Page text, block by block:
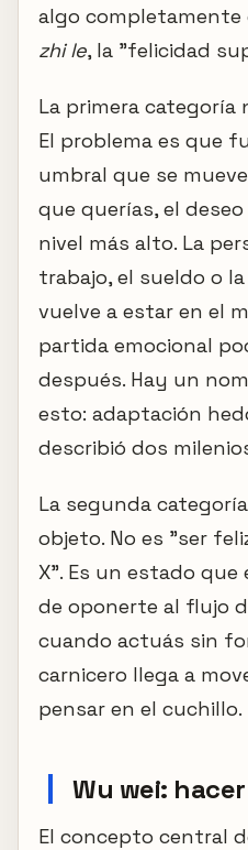
algo
zhi le, la "felicidad
La primera categoría
El problema es que
umbral que se
que querías, el
nivel más alto. La
trabajo, el sueldo o
vuelve a estar en el
partida emocional
después. Hay un
esto: adaptación
describió dos
La segunda
objeto. No es "ser
X". Es un estado que
de oponerte al flujo
cuando actuás sin
carnicero llega a
pensar en el cuchillo.
Wu wei:
El concepto central